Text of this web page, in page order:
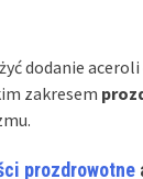
dodanie aceroli
zakresem
prozdrowotne